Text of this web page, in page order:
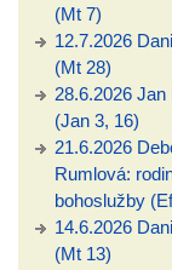
(Mt 7)
12.7.2026
(Mt 28)
28.6.2026
(Jan 3, 16)
21.6.2026
Rumlová:
bohoslužby
14.6.2026
(Mt 13)